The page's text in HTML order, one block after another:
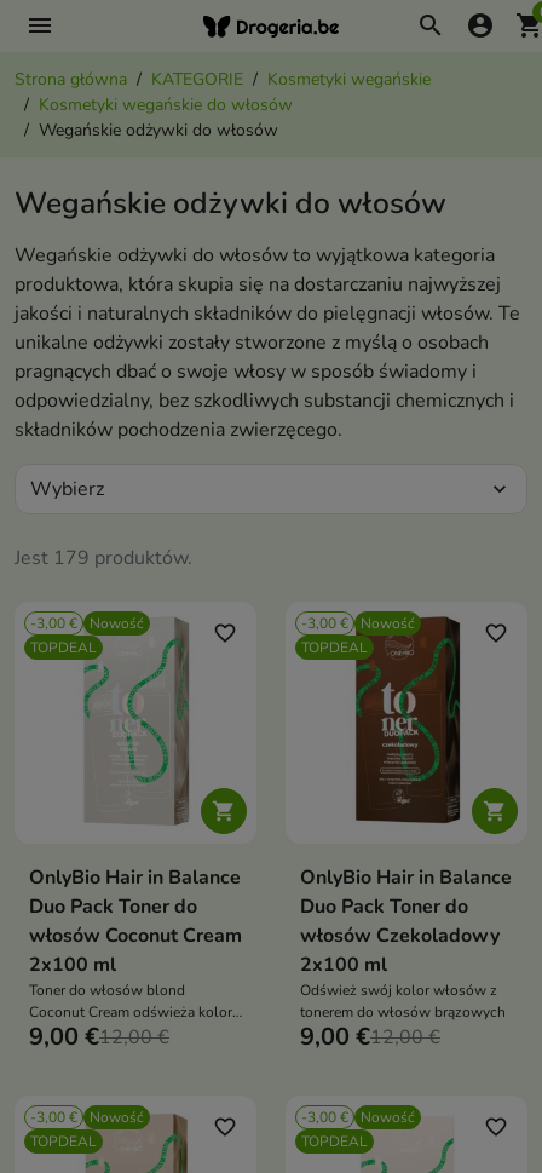
menu search account_circle
Strona główna KATEGORIE
Kosmetyki wegańskie
Kosmetyki wegańskie do włosów
Wegańskie odżywki do włosów
Wegańskie odżywki do włosów
Wegańskie odżywki do włosów to wyjątkowa kategoria
produktowa, która skupia się na dostarczaniu najwyższej
jakości i naturalnych składników do pielęgnacji włosów. Te
unikalne odżywki zostały stworzone z myślą o osobach
pragnących dbać o swoje włosy w sposób świadomy i
odpowiedzialny, bez szkodliwych substancji chemicznych i
składników pochodzenia zwierzęcego.
Jest 179 produktów.
Wybierz expand_more
-3,00 €
Nowość
TOPDEAL

favorite_border
OnlyBio Hair in Balance
Duo Pack Toner do
włosów Coconut Cream
2x100 ml
Toner do włosów blond
Coconut Cream odświeża kolor i
nadaje pasmom jasny, perłowy
9,00 €12,00 €
-3,00 €
Nowość
TOPDEAL

favorite_border
OnlyBio Hair in Balance
Duo Pack Toner do
włosów Czekoladowy
2x100 ml
Odśwież swój kolor włosów z
tonerem do włosów brązowych
9,00 €12,00 €
-3,00 €
Nowość
TOPDEAL
favorite_border -3,00 €
Nowość
TOPDEAL
favorite_border